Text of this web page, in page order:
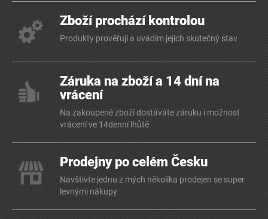
Zboží prochází kontrolou
Produkty prověřuji a uvádím jejich skutečný stav
Záruka na zboží a 14 dní na
vrácení
Na zakoupené zboží dostáváte záruku i možnost
vrácení ve 14denní lhůtě
Prodejny po celém Česku
Navštivte jednu z mých několika prodejen se super
levnými nákupy